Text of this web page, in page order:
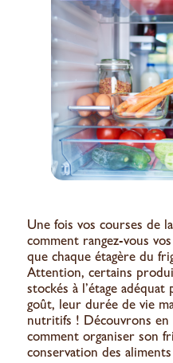
Une fois vos courses de
comment rangez-vous
que chaque étagère du
Attention, certains
stockés à l’étage
goût, leur durée de vie
nutritifs ! Découvrons en
comment organiser son
conservation des